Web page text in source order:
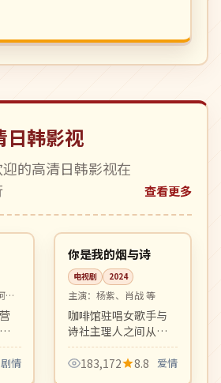
日韩影视
的高清日韩影视在
查看更多
部
剧情
中国
完结 32:56
你是我的烟与诗
电视剧 2024
主演： 杨紫、肖战 等
咖啡馆驻唱女歌手与
诗社主理人之间从相
互嫌弃到逐渐心动的
甜剧。轻松治愈、
183,172 8.8 爱情